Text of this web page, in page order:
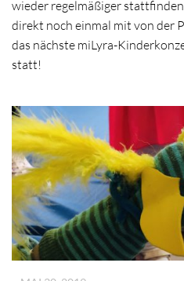
wieder regelmäßiger
direkt noch einmal mit von der
das nächste miLyra-
statt!